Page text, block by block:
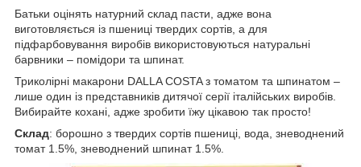
Батьки оцінять натурний склад пасти, адже вона
виготовляється із пшениці твердих сортів, а для
підфарбовування виробів використовуються натуральні
барвники – помідори та шпинат.
Триколірні макарони DALLA COSTA з томатом та шпинатом –
лише один із представників дитячої серії італійських виробів.
Вибирайте кохані, адже зробити їжу цікавою так просто!
Склад: борошно з твердих сортів пшениці, вода, зневоднений
томат 1.5%, зневоднений шпинат 1.5%.